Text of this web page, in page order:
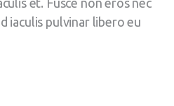
et. Fusce non eros nec
iaculis pulvinar libero eu